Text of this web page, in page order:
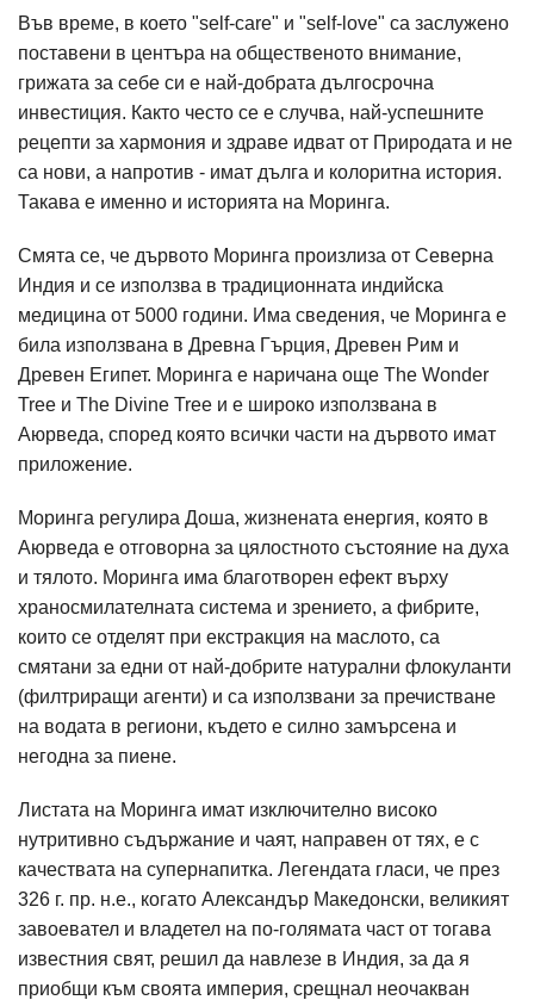
Във време, в което "self-care" и "self-love" са заслужено
поставени в центъра на общественото внимание,
грижата за себе си е най-добрата дългосрочна
инвестиция. Както често се е случва, най-успешните
рецепти за хармония и здраве идват от Природата и не
са нови, а напротив - имат дълга и колоритна история.
Такава е именно и историята на Моринга.
Смята се, че дървото Моринга произлиза от Северна
Индия и се използва в традиционната индийска
медицина от 5000 години. Има сведения, че Моринга е
била използвана в Древна Гърция, Древен Рим и
Древен Египет. Моринга е наричана още The Wonder
Tree и The Divine Tree и е широко използвана в
Аюрведа, според която всички части на дървото имат
приложение.
Моринга регулира Доша, жизнената енергия, която в
Аюрведа е отговорна за цялостното състояние на духа
и тялото. Моринга има благотворен ефект върху
храносмилателната система и зрението, а фибрите,
които се отделят при екстракция на маслото, са
смятани за едни от най-добрите натурални флокуланти
(филтриращи агенти) и са използвани за пречистване
на водата в региони, където е силно замърсена и
негодна за пиене.
Листата на Моринга имат изключително високо
нутритивно съдържание и чаят, направен от тях, е с
качествата на супернапитка. Легендата гласи, че през
326 г. пр. н.е., когато Александър Македонски, великият
завоевател и владетел на по-голямата част от тогава
известния свят, решил да навлезе в Индия, за да я
приобщи към своята империя, срещнал неочакван